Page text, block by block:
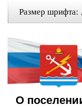
Размер шрифта:
О